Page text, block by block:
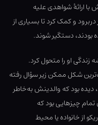
ارائهٔ شواهدی علیه
و کمک کرد تا بسیاری از
دستگیر شوند.
او را متحول کرد.
شکل ممکن زیر سؤال رفته
بود که والدینش به‌خاطر
چیزهایی بود که
از خانواده یا محیط